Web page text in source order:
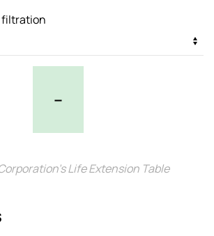
filtration
–
Life Extension Table